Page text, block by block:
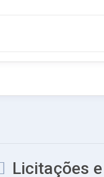
Licitações